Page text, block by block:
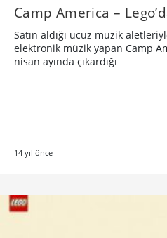
Camp America –
Satın aldığı ucuz müzik
elektronik müzik yapan Camp
nisan ayında çıkardığı
14 yıl önce